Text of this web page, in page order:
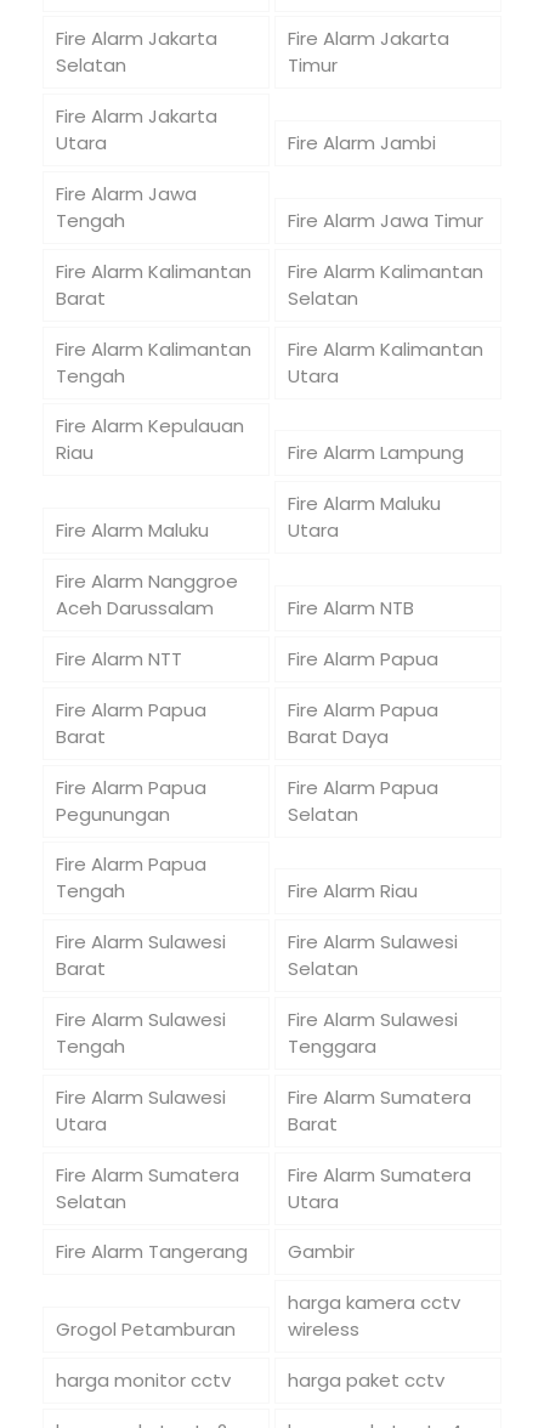
Fire Alarm Jakarta
Selatan
Fire Alarm Jakarta
Timur
Fire Alarm Jakarta
Utara
Fire Alarm Jambi
Fire Alarm Jawa
Tengah
Fire Alarm Jawa Timur
Fire Alarm Kalimantan
Barat
Fire Alarm Kalimantan
Selatan
Fire Alarm Kalimantan
Tengah
Fire Alarm Kalimantan
Utara
Fire Alarm Kepulauan
Riau
Fire Alarm Lampung
Fire Alarm Maluku
Fire Alarm Maluku
Utara
Fire Alarm Nanggroe
Aceh Darussalam
Fire Alarm NTB
Fire Alarm NTT
Fire Alarm Papua
Fire Alarm Papua
Barat
Fire Alarm Papua
Barat Daya
Fire Alarm Papua
Pegunungan
Fire Alarm Papua
Selatan
Fire Alarm Papua
Tengah
Fire Alarm Riau
Fire Alarm Sulawesi
Barat
Fire Alarm Sulawesi
Selatan
Fire Alarm Sulawesi
Tengah
Fire Alarm Sulawesi
Tenggara
Fire Alarm Sulawesi
Utara
Fire Alarm Sumatera
Barat
Fire Alarm Sumatera
Selatan
Fire Alarm Sumatera
Utara
Fire Alarm Tangerang
Gambir
Grogol Petamburan
harga kamera cctv
wireless
harga monitor cctv
harga paket cctv